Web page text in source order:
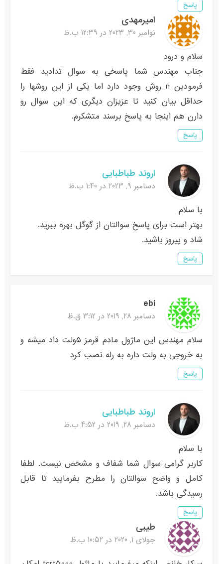
پاسخ
امیرمهدی
نوامبر 30, 2023 در 12:39 ب.ظ
سلام و درود
جناب مهندس شما پاسخی به سوال تدادید فقط
فرمودین n روش وجود دارد اما یکی از این روشها را
حداقل بیان کنید تا عزیزان دیگری که این سوال رو
دارن هم اینجا به پاسخ برسند متشکرم.
پاسخ
اروند طباطبایی
دسامبر 9, 2023 در 1:40 ب.ظ
با سلام
بهتر است برای پاسخ سوالتان از گوگل بهره ببرید.
شاد و پیروز باشید.
پاسخ
ebi
دسامبر 28, 2019 در 3:12 ق.ظ
سلام مهندس این ماژول مادم قرمز ۵ولت داد میشه و
به خروجی به ولت داره به رله نصب کرد
پاسخ
اروند طباطبایی
دسامبر 28, 2019 در 4:52 ب.ظ
با سلام
کاربر گرامی سوال شما شفاف و مشخص نیست. لطفا
کامل و واضح سوالتان را مطرح بفرمایید تا قابل
رسیدگی باشد.
پاسخ
طیبی
جولای 1, 2020 در 10:52 ب.ظ